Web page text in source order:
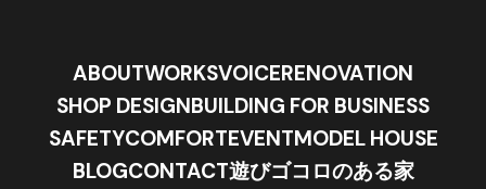
ABOUTWORKSVOICERENOVATION
SHOP DESIGNBUILDING FOR BUSINESS
SAFETYCOMFORTEVENTMODEL HOUSE
BLOGCONTACT遊びゴコロのある家